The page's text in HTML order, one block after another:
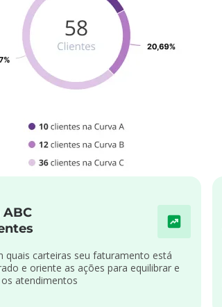
ABC
quais carteiras seu faturamento está
e oriente as ações para equilibrar e
atendimentos